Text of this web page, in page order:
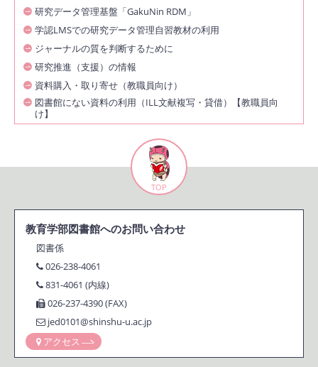
研究データ管理基盤「GakuNin RDM」
学認LMSでの研究データ管理自習教材の利用
ジャーナルの質を判断するために
研究推進（支援）の情報
資料購入・取り寄せ（教職員向け）
図書館にない資料の利用（ILL文献複写・貸借）【教職員向
け】
教育学部図書館へのお問い合わせ
図書係
026-238-4061
831-4061 (内線)
026-237-4390 (FAX)
jed0101@shinshu-u.ac.jp
アクセス
TOP